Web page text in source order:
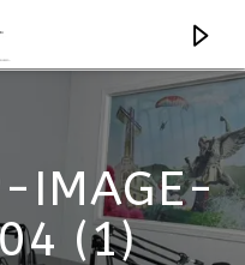
VIVO
CIELO ABIERTO
IMAGE-
(1)